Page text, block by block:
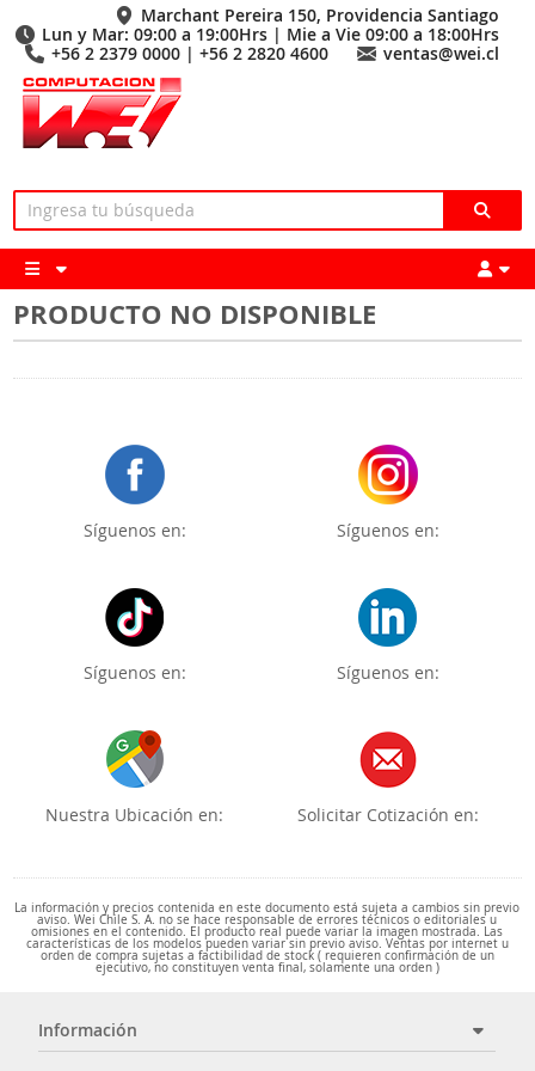
Marchant Pereira 150, Providencia Santiago
Lun y Mar: 09:00 a 19:00Hrs | Mie a Vie 09:00 a 18:00Hrs
+56 2 2379 0000 | +56 2 2820 4600
ventas@wei.cl
PRODUCTO NO DISPONIBLE
Síguenos en: Síguenos en:
Síguenos en: Síguenos en:
Nuestra Ubicación en: Solicitar Cotización en:
La información y precios contenida en este documento está sujeta a cambios sin previo
aviso. Wei Chile S. A. no se hace responsable de errores técnicos o editoriales u
omisiones en el contenido. El producto real puede variar la imagen mostrada. Las
características de los modelos pueden variar sin previo aviso. Ventas por internet u
orden de compra sujetas a factibilidad de stock ( requieren confirmación de un
ejecutivo, no constituyen venta final, solamente una orden )
Información